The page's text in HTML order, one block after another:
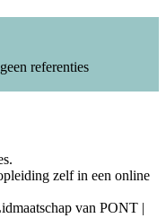
referenties
zelf in een online
van PONT |